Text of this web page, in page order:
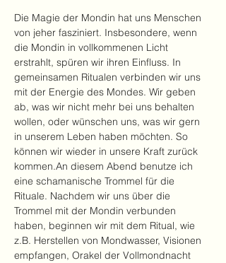
Die Magie der Mondin hat uns Menschen
von jeher fasziniert. Insbesondere, wenn
die Mondin in vollkommenen Licht
erstrahlt, spüren wir ihren Einfluss. In
gemeinsamen Ritualen verbinden wir uns
mit der Energie des Mondes. Wir geben
ab, was wir nicht mehr bei uns behalten
wollen, oder wünschen uns, was wir gern
in unserem Leben haben möchten. So
können wir wieder in unsere Kraft zurück
kommen.An diesem Abend benutze ich
eine schamanische Trommel für die
Rituale. Nachdem wir uns über die
Trommel mit der Mondin verbunden
haben, beginnen wir mit dem Ritual, wie
z.B. Herstellen von Mondwasser, Visionen
empfangen, Orakel der Vollmondnacht